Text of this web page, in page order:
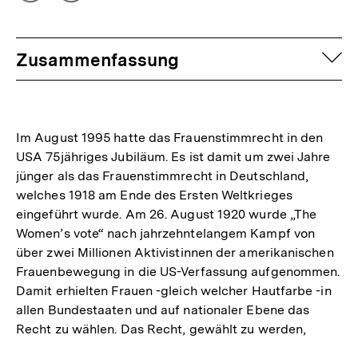
Zusammenfassung
Im August 1995 hatte das Frauenstimmrecht in den
USA 75jähriges Jubiläum. Es ist damit um zwei Jahre
jünger als das Frauenstimmrecht in Deutschland,
welches 1918 am Ende des Ersten Weltkrieges
eingeführt wurde. Am 26. August 1920 wurde „The
Women’s vote“ nach jahrzehntelangem Kampf von
über zwei Millionen Aktivistinnen der amerikanischen
Frauenbewegung in die US-Verfassung aufgenommen.
Damit erhielten Frauen -gleich welcher Hautfarbe -in
allen Bundestaaten und auf nationaler Ebene das
Recht zu wählen. Das Recht, gewählt zu werden,